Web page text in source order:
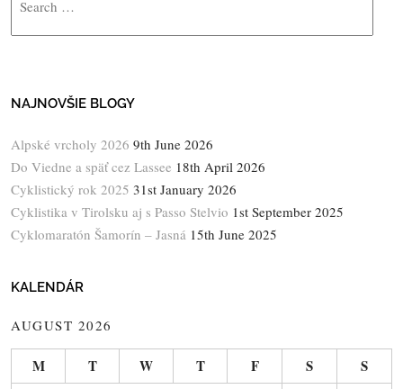
NAJNOVŠIE BLOGY
Alpské vrcholy 2026 9th June 2026
Do Viedne a späť cez Lassee 18th April 2026
Cyklistický rok 2025 31st January 2026
Cyklistika v Tirolsku aj s Passo Stelvio 1st September 2025
Cyklomaratón Šamorín – Jasná 15th June 2025
KALENDÁR
AUGUST 2026
M T W T F S S